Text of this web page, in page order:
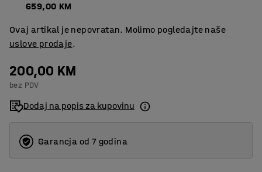
659,00 KM
Ovaj artikal je nepovratan. Molimo pogledajte naše
uslove prodaje.
200,00 KM
bez PDV
Dodaj na popis za kupovinu
Garancja od 7 godina